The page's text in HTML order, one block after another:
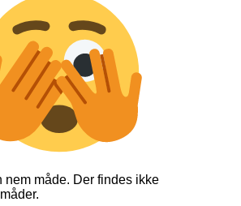
nem måde. Der findes ikke